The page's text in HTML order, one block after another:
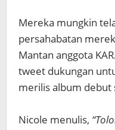
Mereka mungkin
persahabatan
Mantan anggota
tweet dukungan
merilisalbum debut
Nicole menulis, “